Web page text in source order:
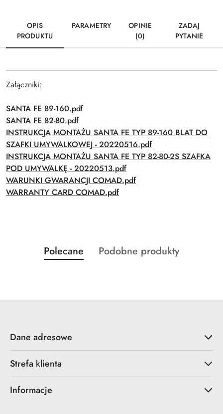
OPIS
PRODUKTU
PARAMETRY
OPINIE
(0)
ZADAJ
PYTANIE
Załączniki:
SANTA FE 89-160.pdf
SANTA FE 82-80.pdf
INSTRUKCJA MONTAŻU SANTA FE TYP 89-160 BLAT DO
SZAFKI UMYWALKOWEJ - 20220516.pdf
INSTRUKCJA MONTAŻU SANTA FE TYP 82-80-2S SZAFKA
POD UMYWALKĘ - 20220513.pdf
WARUNKI GWARANCJI COMAD.pdf
WARRANTY CARD COMAD.pdf
Pomiń karuzelę produktów
Produkty
o
Polecane
Produkty
Podobne produkty
Dane adresowe
Strefa klienta
Informacje